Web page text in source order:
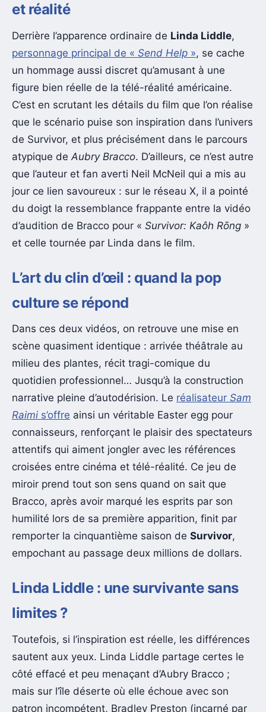
et réalité
Derrière l’apparence ordinaire de Linda Liddle,
personnage principal de « Send Help », se cache
un hommage aussi discret qu’amusant à une
figure bien réelle de la télé-réalité américaine.
C’est en scrutant les détails du film que l’on réalise
que le scénario puise son inspiration dans l’univers
de Survivor, et plus précisément dans le parcours
atypique deAubry Bracco. D’ailleurs, ce n’est autre
que l’auteur et fan averti Neil McNeil qui a mis au
jour ce lien savoureux : sur le réseau X, il a pointé
du doigt la ressemblance frappante entre la vidéo
d’audition de Bracco pour « Survivor: Kaôh Rōng »
et celle tournée par Linda dans le film.
L’art du clin d’œil : quand la pop
culture se répond
Dans ces deux vidéos, on retrouve une mise en
scène quasiment identique : arrivée théâtrale au
milieu des plantes, récit tragi-comique du
quotidien professionnel… Jusqu’à la construction
narrative pleine d’autodérision. Le réalisateur Sam
Raimi s’offre ainsi un véritable Easter egg pour
connaisseurs, renforçant le plaisir des spectateurs
attentifs qui aiment jongler avec les références
croisées entre cinéma et télé-réalité. Ce jeu de
miroir prend tout son sens quand on sait que
Bracco, après avoir marqué les esprits par son
humilité lors de sa première apparition, finit par
remporter la cinquantième saison de Survivor,
empochant au passage deux millions de dollars.
Linda Liddle : une survivante sans
limites ?
Toutefois, si l’inspiration est réelle, les différences
sautent aux yeux. Linda Liddle partage certes le
côté effacé et peu menaçant d’Aubry Bracco ;
mais sur l’île déserte où elle échoue avec son
patron incompétent, Bradley Preston (incarné par